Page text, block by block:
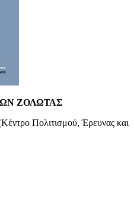
ΖΟΛΩΤΑΣ
Πολιτισμού, Έρευνας και